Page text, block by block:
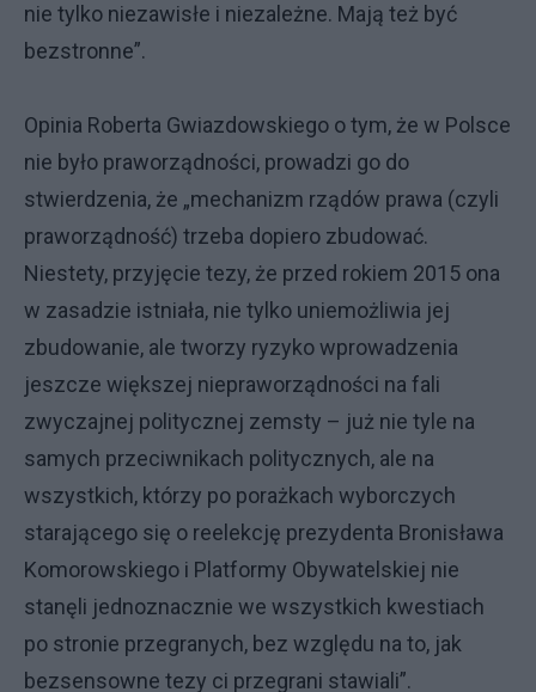
nie tylko niezawisłe i niezależne. Mają też być
bezstronne”.
Opinia Roberta Gwiazdowskiego o tym, że w Polsce
nie było praworządności, prowadzi go do
stwierdzenia, że „mechanizm rządów prawa (czyli
praworządność) trzeba dopiero zbudować.
Niestety, przyjęcie tezy, że przed rokiem 2015 ona
w zasadzie istniała, nie tylko uniemożliwia jej
zbudowanie, ale tworzy ryzyko wprowadzenia
jeszcze większej niepraworządności na fali
zwyczajnej politycznej zemsty – już nie tyle na
samych przeciwnikach politycznych, ale na
wszystkich, którzy po porażkach wyborczych
starającego się o reelekcję prezydenta Bronisława
Komorowskiego i Platformy Obywatelskiej nie
stanęli jednoznacznie we wszystkich kwestiach
po stronie przegranych, bez względu na to, jak
bezsensowne tezy ci przegrani stawiali”.